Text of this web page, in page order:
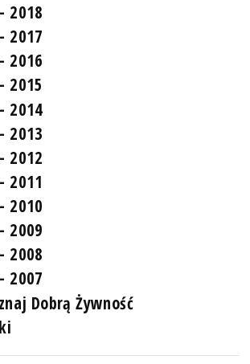
2018
2017
2016
2015
2014
2013
2012
2011
2010
2009
2008
2007
Dobrą Żywność